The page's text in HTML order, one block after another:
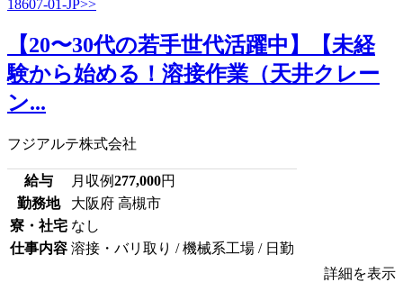
【20〜30代の若手世代活躍中】【未経
験から始める！溶接作業（天井クレー
ン...
フジアルテ株式会社
給与 月収例277,000円
勤務地
大阪府 高槻市
寮・社宅 なし
仕事内容 溶接・バリ取り / 機械系工場 / 日勤
詳細を表示